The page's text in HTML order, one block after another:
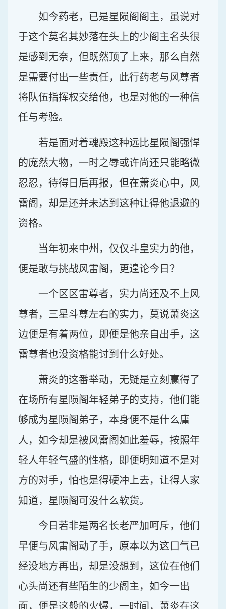
如今药老，已是星陨阁阁主，虽说对
于这个莫名其妙落在头上的少阁主名头很
是感到无奈，但既然顶了上来，那么自然
是需要付出一些责任，此行药老与风尊者
将队伍指挥权交给他，也是对他的一种信
任与考验。
若是面对着魂殿这种远比星陨阁强悍
的庞然大物，一时之辱或许尚还只能略微
忍忍，待得日后再报，但在萧炎心中，风
雷阁，却是还并未达到这种让得他退避的
资格。
当年初来中州，仅仅斗皇实力的他，
便是敢与挑战风雷阁，更遑论今日？
一个区区雷尊者，实力尚还及不上风
尊者，三星斗尊左右的实力，莫说萧炎这
边便是有着两位，即便是他亲自出手，这
雷尊者也没资格能讨到什么好处。
萧炎的这番举动，无疑是立刻赢得了
在场所有星陨阁年轻弟子的支持，他们能
够成为星陨阁弟子，本身便不是什么庸
人，如今却是被风雷阁如此羞辱，按照年
轻人年轻气盛的性格，即便明知道不是对
方的对手，怕也是得硬冲上去，让得人家
知道，星陨阁可没什么软货。
今日若非是两名长老严加呵斥，他们
早便与风雷阁动了手，原本以为这口气已
经没地方再出，却是没想到，这位在他们
心头尚还有些陌生的少阁主，如今一出
面，便是这般的火爆，一时间，萧炎在这